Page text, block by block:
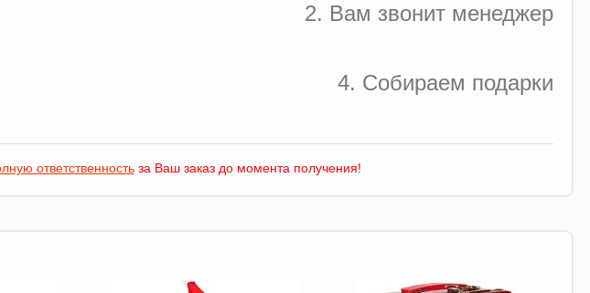
2. Вам звонит менеджер
4. Собираем подарки
ответственностьза Ваш заказ до момента получения!